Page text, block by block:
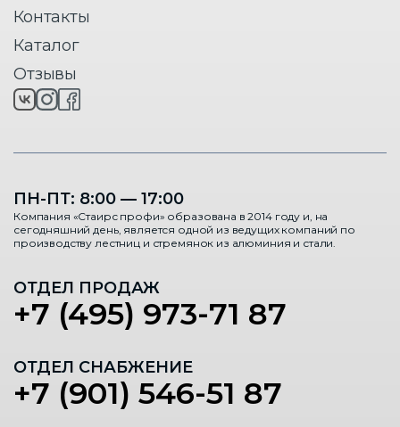
Контакты
Каталог
Отзывы
ПН-ПТ: 8:00 — 17:00
Компания «Стаирс профи» образована в 2014 году и, на
сегодняшний день, является одной из ведущих компаний по
производству лестниц и стремянок из алюминия и стали.
ОТДЕЛ ПРОДАЖ
+7 (495) 973-71 87
ОТДЕЛ СНАБЖЕНИЕ
+7 (901) 546-51 87